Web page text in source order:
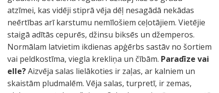
atzīmei, kas vidēji stiprā vēja dēļ nesagādā nekādas
neērtības arī karstumu nemīlošiem ceļotājiem. Vietējie
staigā adītās cepurēs, džinsu biksēs un džemperos.
Normālam latvietim ikdienas apģērbs sastāv no šortiem
vai peldkostīma, viegla krekliņa un čībām. Paradīze vai
elle?Aizvēja salas lielākoties ir zaļas, ar kalniem un
skaistām pludmalēm. Vēja salas, turpretī, ir zemas,